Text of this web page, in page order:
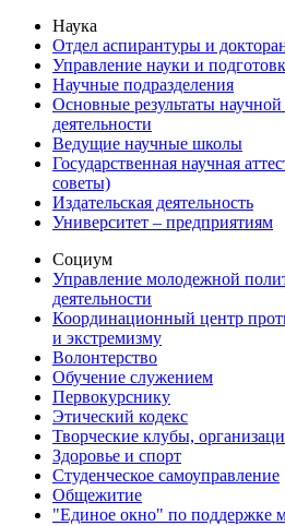
Наука
Отдел аспирантуры и
Управление науки и
Научные подразделения
Основные результаты
деятельности
Ведущие научные школы
Государственная научная
советы)
Издательская деятельность
Университет – предприятиям
Социум
Управление молодежной
деятельности
Координационный центр
и экстремизму
Волонтерство
Обучение служением
Первокурснику
Этический кодекс
Творческие клубы,
Здоровье и спорт
Студенческое самоуправление
Общежитие
"Единое окно" по поддержке